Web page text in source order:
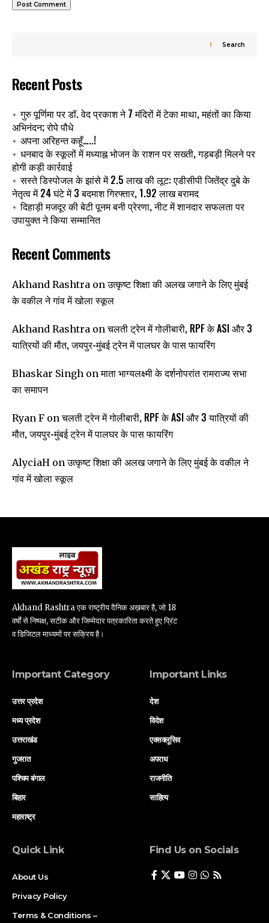
Search
Recent Posts
गुरु पूर्णिमा पर डॉ. वेद प्रकाश ने 7 मंदिरों में टेका माथा, महंतों का किया
अभिनंदन; रोपे पौधे
अपना अरिहन्त कहूँ…..!
धनबाद के स्कूलों में मध्याह्न भोजन के राशन पर सख्ती, गड़बड़ी मिलने पर
होगी कड़ी कार्रवाई
सस्ते डिस्पोजल के झांसे में 2.5 लाख की लूट: एडीसीपी जितेंद्र दुबे के
नेतृत्व में 24 घंटे में 3 बदमाश गिरफ्तार, 1.92 लाख बरामद
दिहाड़ी मजदूर की बेटी पूनम बनी प्रेरणा, नीट में शानदार सफलता पर
उपायुक्त ने किया सम्मानित
Recent Comments
Akhand Rashtra onउत्कृष्ट शिक्षा की अलख जगाने के लिए मुंबई
के वकील ने गांव में खोला स्कूल
Akhand Rashtra onचलती ट्रेन में गोलीबारी, RPF के ASI और 3
यात्रियों की मौत, जयपुर-मुंबई ट्रेन में पालघर के पास फायरिंग
Bhaskar Singh onमाता भाग्यलक्ष्मी के दर्शनोपरांत रामराज्य सभा
का समापन
Ryan F onचलती ट्रेन में गोलीबारी, RPF के ASI और 3 यात्रियों की
मौत, जयपुर-मुंबई ट्रेन में पालघर के पास फायरिंग
AlyciaH onउत्कृष्ट शिक्षा की अलख जगाने के लिए मुंबई के वकील ने
गांव में खोला स्कूल
Akhand Rashtra एक राष्ट्रीय दैनिक अख़बार है, जो 18
वर्षों से निष्पक्ष, सटीक और जिम्मेदार पत्रकारिता करते हुए प्रिंट
व डिजिटल माध्यमों पर सक्रिय है।
Important Category
उत्तर प्रदेश
मध्य प्रदेश
उत्तराखंड
गुजरात
पश्चिम बंगाल
बिहार
महाराष्ट्र
Important Links
देश
विदेश
एक्सक्लूसिव
अपराध
राजनीति
साहित्य
Quick Link
About Us
Privacy Policy
Terms & Conditions –
Find Us on Socials